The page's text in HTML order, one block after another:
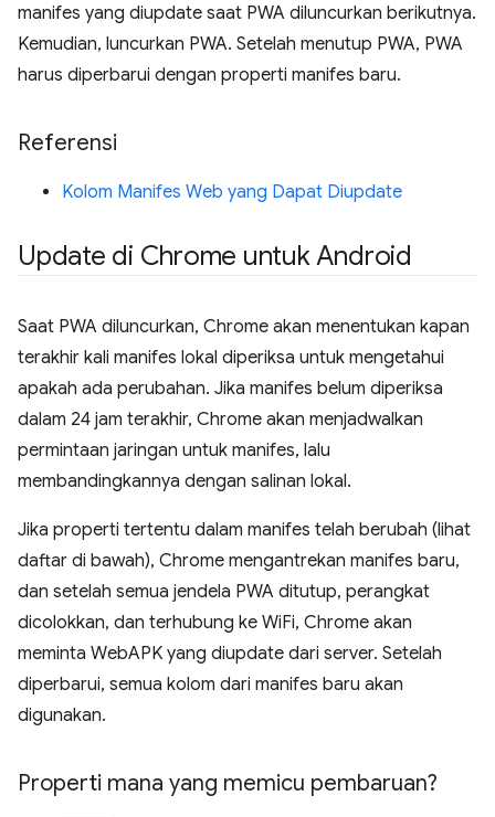
manifes yang diupdate saat PWA diluncurkan berikutnya.
Kemudian, luncurkan PWA. Setelah menutup PWA, PWA
harus diperbarui dengan properti manifes baru.
Referensi
Kolom Manifes Web yang Dapat Diupdate
Update di Chrome untuk Android
Saat PWA diluncurkan, Chrome akan menentukan kapan
terakhir kali manifes lokal diperiksa untuk mengetahui
apakah ada perubahan. Jika manifes belum diperiksa
dalam 24 jam terakhir, Chrome akan menjadwalkan
permintaan jaringan untuk manifes, lalu
membandingkannya dengan salinan lokal.
Jika properti tertentu dalam manifes telah berubah (lihat
daftar di bawah), Chrome mengantrekan manifes baru,
dan setelah semua jendela PWA ditutup, perangkat
dicolokkan, dan terhubung ke WiFi, Chrome akan
meminta WebAPK yang diupdate dari server. Setelah
diperbarui, semua kolom dari manifes baru akan
digunakan.
Properti mana yang memicu pembaruan?